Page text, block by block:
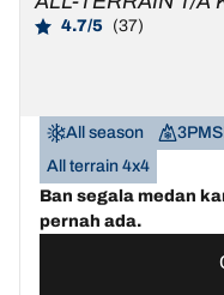
4.7/5 (37)
All season
All terrain 4x4
Ban segala medan
pernah ada.